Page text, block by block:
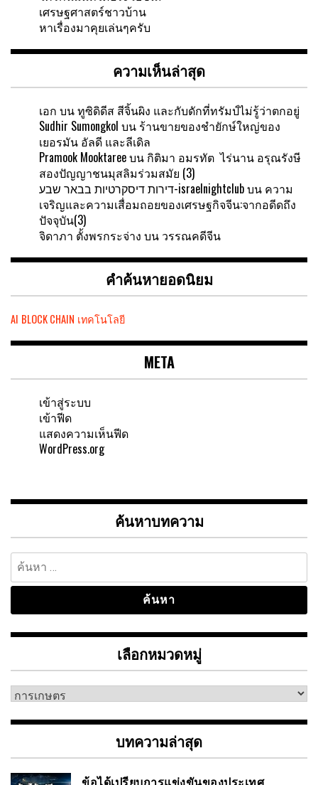
เศรษฐศาสตร์ชาวบ้าน
หาเรื่องมาคุยเล่นๆครับ
ความเห็นล่าสุด
เอก บนทูซิดิดีส สีจิ้นผิง และกับดักที่ทรัมป์ไม่รู้ว่าตกอยู่
Sudhir Sumongkol บน ร้านขายของชำยักษ์ใหญ่ของ
เยอรมัน อัลดี และลีเดิล
Pramook Mooktareeบน กิติมา อมรทัต ไร่นาน อรุณรังษี
สองปัญญาชนมุสลิมร่วมสมัย (3)
דירות דיסקרטיות בבאר שבע-israelnightclubบน ความ
เจริญและความเสื่อมถอยของเศรษฐกิจจีน:จากอดีดถึง
ปัจจุบัน(3)
จิดาภา ตั้งพรกระจ่าง บน วรรณคดีจีน
คำค้นหายอดนิยม
AI BLOCK CHAIN เทคโนโลยี
META
เข้าสู่ระบบ
เข้าฟีด
แสดงความเห็นฟีด
WordPress.org
ค้นหาบทความ
ค้นหา
สำหรับ:
เลือกหมวดหมู่
เลือก
หมู่
บทความล่าสุด
ข้อได้เปรียบการแข่งขันของประเทศ